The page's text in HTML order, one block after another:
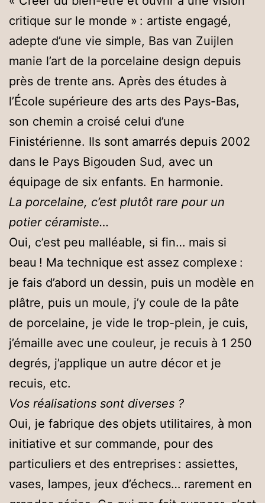
critique sur le monde » : artiste engagé,
adepte d’une vie simple, Bas van Zuijlen
manie l’art de la porcelaine design depuis
près de trente ans. Après des études à
l’École supérieure des arts des Pays-Bas,
son chemin a croisé celui d’une
Finistérienne. Ils sont amarrés depuis 2002
dans le Pays Bigouden Sud, avec un
équipage de six enfants. En harmonie.
La porcelaine, c’est plutôt rare pour un
potier céramiste…
Oui, c’est peu malléable, si fin… mais si
beau ! Ma technique est assez complexe :
je fais d’abord un dessin, puis un modèle en
plâtre, puis un moule, j’y coule de la pâte
de porcelaine, je vide le trop-plein, je cuis,
j’émaille avec une couleur, je recuis à 1 250
degrés, j’applique un autre décor et je
recuis, etc.
Vos réalisations sont diverses ?
Oui, je fabrique des objets utilitaires, à mon
initiative et sur commande, pour des
particuliers et des entreprises : assiettes,
vases, lampes, jeux d’échecs… rarement en